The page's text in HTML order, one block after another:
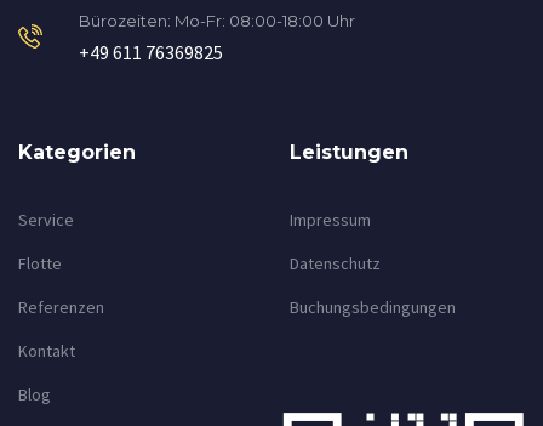
Bürozeiten: Mo-Fr: 08:00-18:00 Uhr
+49 611 76369825
Kategorien
Service
Flotte
Referenzen
Kontakt
Blog
Leistungen
Impressum
Datenschutz
Buchungsbedingungen